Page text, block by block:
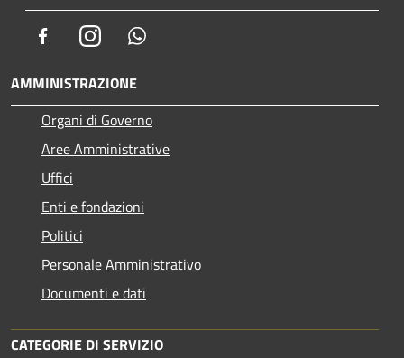
FacebookInstagram
AMMINISTRAZIONE
Organi di Governo
Aree Amministrative
Uffici
Enti e fondazioni
Politici
Personale Amministrativo
Documenti e dati
CATEGORIE DI SERVIZIO